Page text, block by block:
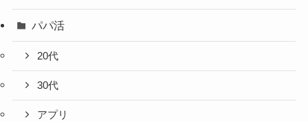
パパ活
20代
30代
アプリ